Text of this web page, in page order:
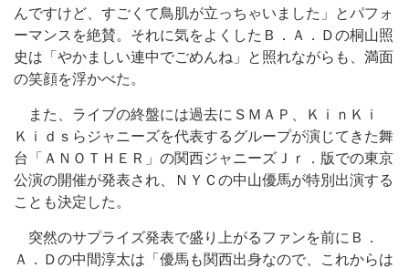
んですけど、すごくて鳥肌が立っちゃいました」とパフォ
ーマンスを絶賛。それに気をよくしたＢ．Ａ．Ｄの桐山照
史は「やかましい連中でごめんね」と照れながらも、満面
の笑顔を浮かべた。
また、ライブの終盤には過去にＳＭＡＰ、ＫｉｎＫｉ
Ｋｉｄｓらジャニーズを代表するグループが演じてきた舞
台「ＡＮＯＴＨＥＲ」の関西ジャニーズＪｒ．版での東京
公演の開催が発表され、ＮＹＣの中山優馬が特別出演する
ことも決定した。
突然のサプライズ発表で盛り上がるファンを前にＢ．
Ａ．Ｄの中間淳太は「優馬も関西出身なので、これからは